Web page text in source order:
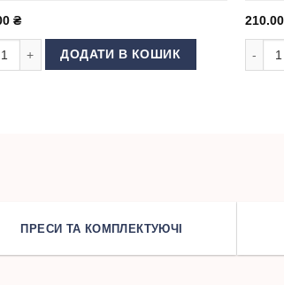
₴
(насадка) для встановлення кнопок Альфа
ДОДАТИ В КОШИК
210.00
ПРЕСИ ТА КОМПЛЕКТУЮЧІ